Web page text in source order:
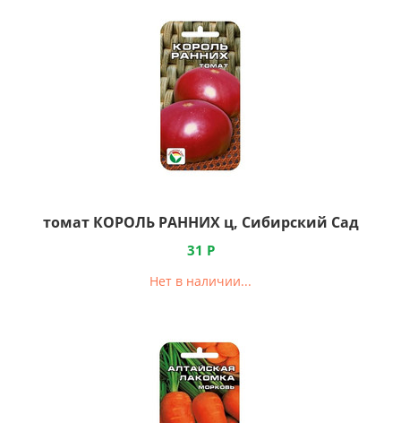
томат КОРОЛЬ РАННИХ ц, Сибирский Сад
31 Р
Нет в наличии...